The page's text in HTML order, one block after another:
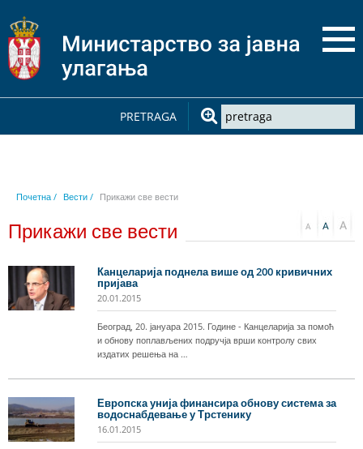
PRETRAGA
Почетна / Вести / Прикажи све вести
Прикажи све вести
Канцеларија поднела више од 200 кривичних
пријава
20.01.2015
Београд, 20. јануара 2015. Године - Канцеларија за помоћ
и обнову поплављених подручја врши контролу свих
издатих решења на …
Европска унија финансира обнову система за
водоснабдевање у Трстенику
16.01.2015